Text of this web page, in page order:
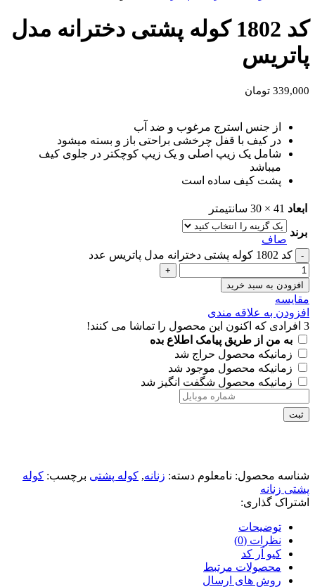
کد 1802 کوله پشتی دخترانه مدل
پاتریس
339,000 تومان
از جنس استرج مرغوب و ضد آب
در کیف با قفل چرخشی براحتی باز و بسته میشود
شامل یک زیپ اصلی و یک زیپ کوچکتر در جلوی کیف
میباشد
پشت کیف ساده است
ابعاد 41 × 30 سانتیمتر
برند
صاف
کد 1802 کوله پشتی دخترانه مدل پاتریس عدد
افزودن به سبد خرید
مقايسه
افزودن به علاقه مندی
3 افرادی که اکنون این محصول را تماشا می کنند!
به من از طریق پیامک اطلاع بده
زمانیکه محصول حراج شد
زمانیکه محصول موجود شد
زمانیکه محصول شگفت انگیز شد
ثبت
شناسه محصول: نامعلوم دسته: زنانه, کوله پشتی برچسب: کوله
پشتی زنانه
اشتراک گذاری:
توضیحات
نظرات (0)
کیو آر کد
محصولات مرتبط
روش های ارسال